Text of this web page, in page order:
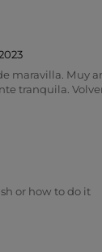
maravilla. Muy
tranquila.
or how to do it